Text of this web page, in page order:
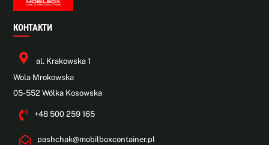
КОНТАКТИ
al. Krakowska 1
Wola Mrokowska
05-552 Wólka Kosowska
+48 500 259 165
pashchak@mobilboxcontainer.pl